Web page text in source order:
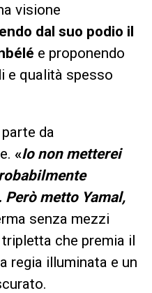
visione
dal suo podio il
e proponendo
e qualità spesso
da
«Io non metterei
Però metto Yamal,
senza mezzi
che premia il
regia illuminata e un